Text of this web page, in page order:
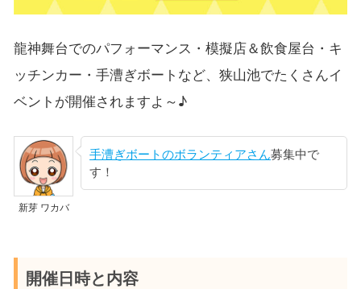
龍神舞台でのパフォーマンス・模擬店＆飲食屋台・キ
ッチンカー・手漕ぎボートなど、狭山池でたくさんイ
ベントが開催されますよ～♪
新芽 ワカバ
手漕ぎボートのボランティアさん募集中で
す！
開催日時と内容